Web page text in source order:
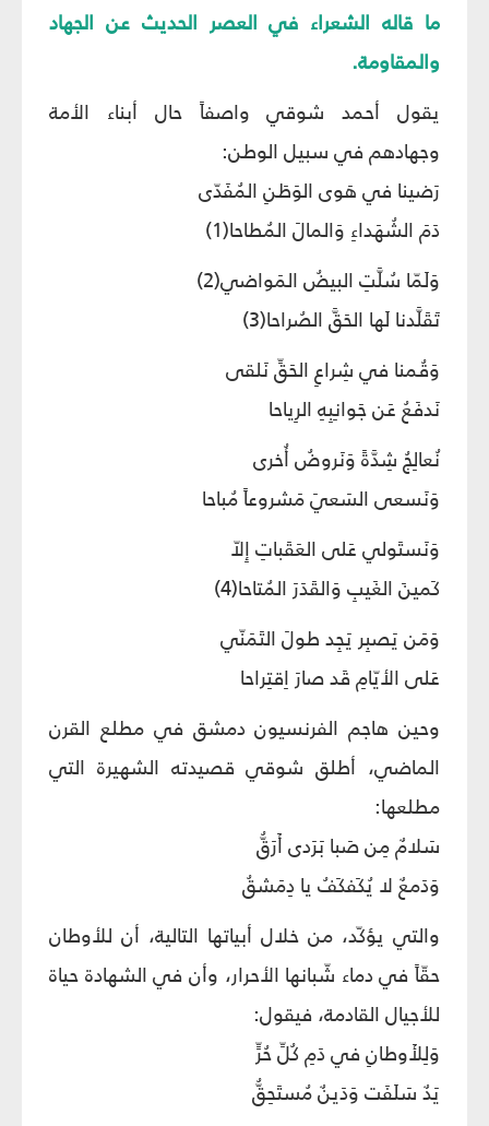
ما قاله الشعراء في العصر الحديث عن الجهاد
والمقاومة.
يقول أحمد شوقي واصفاً حال أبناء الأمة
وجهادهم في سبيل الوطن:
رَضينا في هَوى الوَطَنِ المُفَدّى
دَمَ الشُهَداءِ وَالمالَ المُطاحا(1)
وَلَمّا سُلَّتِ البيضُ المَواضي(2)
تَقَلَّدنا لَها الحَقَّ الصُراحا(3)
وَقُمنا في شِراعِ الحَقِّ نَلقى
نَدفَعُ عَن جَوانِبِهِ الرِياحا
نُعالِجُ شِدَّةً وَنَروضُ أُخرى
وَنَسعى السَعيَ مَشروعاً مُباحا
وَنَستَولي عَلى العَقَباتِ إِلاّ
كَمينَ الغَيبِ وَالقَدَرَ المُتاحا(4)
وَمَن يَصبِر يَجِد طولَ التَمَنّي
عَلى الأيّامِ قَد صارَ اِقتِراحا
وحين هاجم الفرنسيون دمشق في مطلع القرن
الماضي، أطلق شوقي قصيدته الشهيرة التي
مطلعها:
سَلامٌ مِن صَبا بَرَدى أَرَقُّ
وَدَمعٌ لا يُكَفكَفُ يا دِمَشقُ
والتي يؤكّد، من خلال أبياتها التالية، أن للأوطان
حقّاً في دماء شّبانها الأحرار، وأن في الشهادة حياة
للأجيال القادمة، فيقول:
وَلِلأَوطانِ في دَمِ كُلِّ حُرٍّ
يَدٌ سَلَفَت وَدَينٌ مُستَحِقُّ